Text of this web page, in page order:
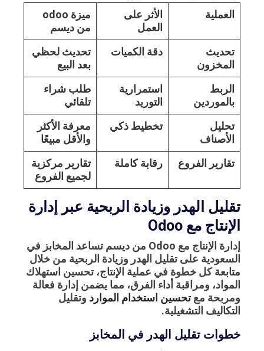
العملية
الأثر على
العمل
ميزة odoo
من ديسم
تحديث
المخزون
دقة الكميات
تحديث لحظي
بعد البيع
الربط
بالموردين
استمرارية
التوريد
طلب شراء
تلقائي
تحليل
الأصناف
تخطيط ذكي
معرفة الأكثر
والأقل مبيعًا
تقارير الفروع
رقابة كاملة
تقارير مركزية
لجميع الفروع
تقليل الهدر وزيادة الربحية عبر إدارة
الإنتاج مع Odoo
إدارة الإنتاج مع Odoo من ديسم تساعد المخابز في
السعودية على تقليل الهدر وزيادة الربحية من خلال
متابعة كل خطوة في عملية الإنتاج، تحسين استهلاك
المواد، ومراقبة أداء الفرق، مما يضمن إدارة فعالة
ومربحة معتحسين استخدام الموارد وتقليل
التكاليف التشغيلية.
خطوات تقليل الهدر في المخابز